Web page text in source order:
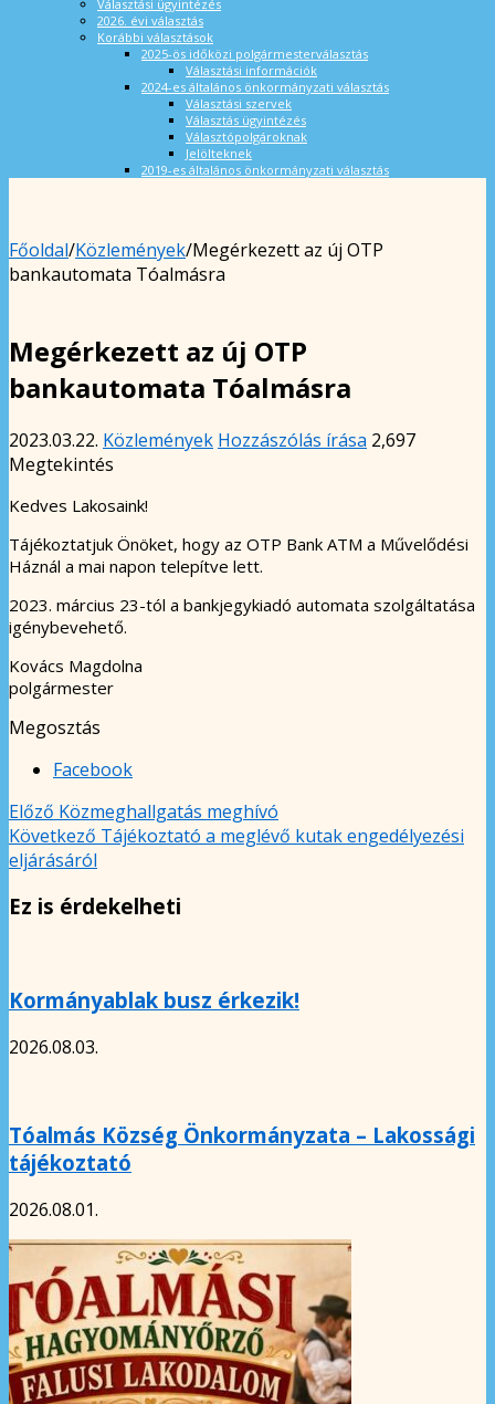
Választási ügyintézés
2026. évi választás
Korábbi választások
2025-ös időközi polgármesterválasztás
Választási információk
2024-es általános önkormányzati választás
Választási szervek
Választás ügyintézés
Választópolgároknak
Jelölteknek
2019-es általános önkormányzati választás
Főoldal/Közlemények/Megérkezett az új OTP
bankautomata Tóalmásra
Megérkezett az új OTP
bankautomata Tóalmásra
2023.03.22. Közlemények Hozzászólás írása 2,697
Megtekintés
Kedves Lakosaink!
Tájékoztatjuk Önöket, hogy az OTP Bank ATM a Művelődési
Háznál a mai napon telepítve lett.
2023. március 23-tól a bankjegykiadó automata szolgáltatása
igénybevehető.
Kovács Magdolna
polgármester
Megosztás
Facebook
Előző Közmeghallgatás meghívó
Következő Tájékoztató a meglévő kutak engedélyezési
eljárásáról
Ez is érdekelheti
Kormányablak busz érkezik!
2026.08.03.
Tóalmás Község Önkormányzata – Lakossági
tájékoztató
2026.08.01.